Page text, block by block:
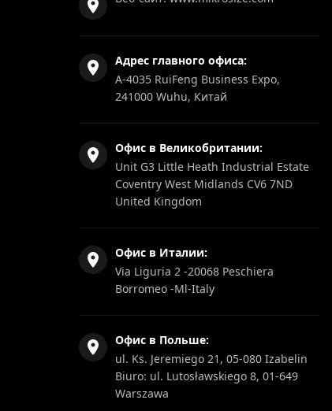
Адрес главного офиса:
A-4035 RuiFeng Business Expo,
241000 Wuhu, Китай
Офис в Великобритании:
Unit G3 Little Heath Industrial Estate
Coventry West Midlands CV6 7ND
United Kingdom
Офис в Италии:
Via Liguria 2 -20068 Peschiera
Borromeo -Ml-Italy
Офис в Польше:
ul. Ks. Jeremiego 21, 05-080 Izabelin
Biuro: ul. Lutosławskiego 8, 01-649
Warszawa